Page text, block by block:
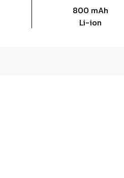
800 mAh
Li-ion